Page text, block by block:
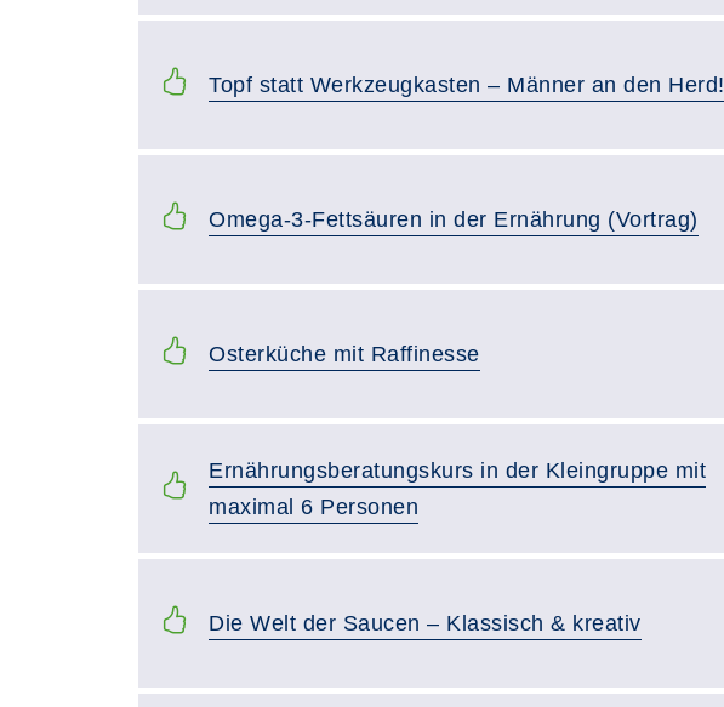
Topf statt Werkzeugkasten – Männer an den Herd!
Omega-3-Fettsäuren in der Ernährung (Vortrag)
Osterküche mit Raffinesse
Ernährungsberatungskurs in der Kleingruppe mit
maximal 6 Personen
Die Welt der Saucen – Klassisch & kreativ